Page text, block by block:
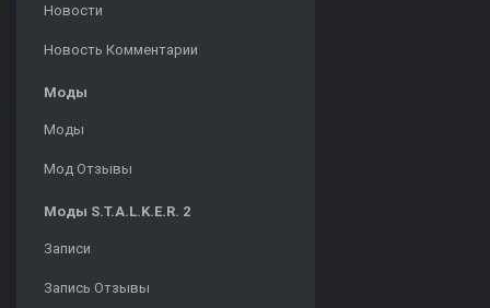
Новости
Новость Комментарии
Моды
Моды
Мод Отзывы
Моды S.T.A.L.K.E.R. 2
Записи
Запись Отзывы